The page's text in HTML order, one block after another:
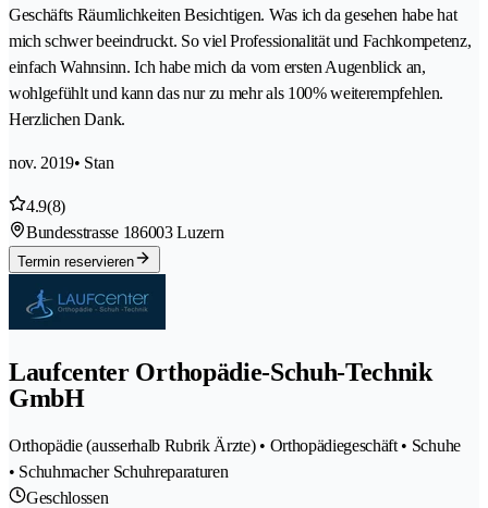
Geschäfts Räumlichkeiten Besichtigen. Was ich da gesehen habe hat
mich schwer beeindruckt. So viel Professionalität und Fachkompetenz,
einfach Wahnsinn. Ich habe mich da vom ersten Augenblick an,
wohlgefühlt und kann das nur zu mehr als 100% weiterempfehlen.
Herzlichen Dank.
nov. 2019• Stan
4.9(8)
Bundesstrasse 186003 Luzern
Termin reservieren
Laufcenter Orthopädie-Schuh-Technik
GmbH
Orthopädie (ausserhalb Rubrik Ärzte) • Orthopädiegeschäft • Schuhe
• Schuhmacher Schuhreparaturen
Geschlossen